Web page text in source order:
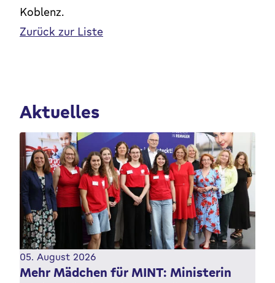
Koblenz.
Zurück zur Liste
Aktuelles
05. August 2026
Mehr Mädchen für MINT: Ministerin